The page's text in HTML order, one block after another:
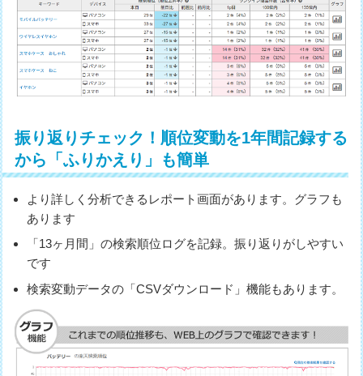
振り返りチェック！順位変動を1年間記録する
から「ふりかえり」も簡単
より詳しく分析できるレポート画面があります。グラフも
あります
「13ヶ月間」の検索順位ログを記録。振り返りがしやすい
です
検索変動データの「CSVダウンロード」機能もあります。